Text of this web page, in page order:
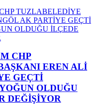
CHP
EREN ALİ
GEÇTİ
OLDUĞU
DEĞİŞİYOR